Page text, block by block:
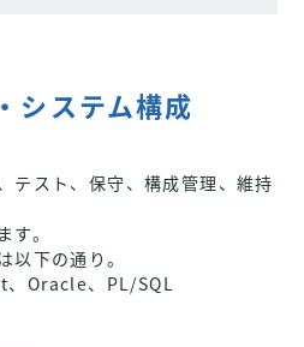
システム構成
テスト、保守、構成管理、維持
。
以下の通り。
Oracle、PL/SQL